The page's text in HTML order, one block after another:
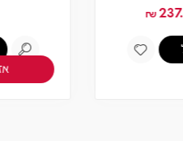
צפיה
אזל! עדכנו